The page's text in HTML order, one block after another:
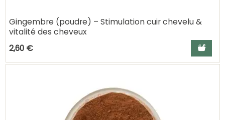
Gingembre (poudre) – Stimulation cuir chevelu &
vitalité des cheveux
2,60 €
Ajouter